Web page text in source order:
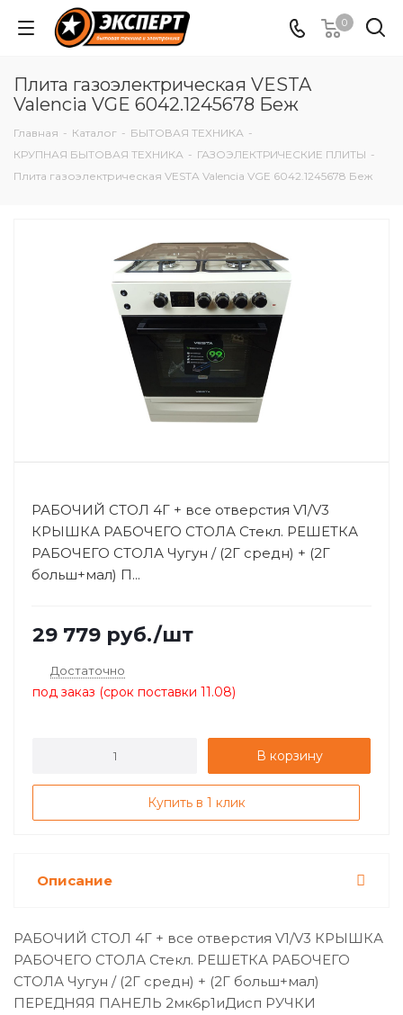
0
Плита газоэлектрическая VESTA
Valencia VGE 6042.1245678 Беж
Главная - Каталог - БЫТОВАЯ ТЕХНИКА -
КРУПНАЯ БЫТОВАЯ ТЕХНИКА - ГАЗОЭЛЕКТРИЧЕСКИЕ ПЛИТЫ -
Плита газоэлектрическая VESTA Valencia VGE 6042.1245678 Беж
РАБОЧИЙ СТОЛ 4Г + все отверстия V1/V3
КРЫШКА РАБОЧЕГО СТОЛА Стекл. РЕШЕТКА
РАБОЧЕГО СТОЛА Чугун / (2Г средн) + (2Г
больш+мал) П...
29 779 руб./шт
Достаточно
под заказ (срок поставки 11.08)
В корзину
Купить в 1 клик
Описание
РАБОЧИЙ СТОЛ 4Г + все отверстия V1/V3 КРЫШКА
РАБОЧЕГО СТОЛА Стекл. РЕШЕТКА РАБОЧЕГО
СТОЛА Чугун / (2Г средн) + (2Г больш+мал)
ПЕРЕДНЯЯ ПАНЕЛЬ 2мк6р1иДисп РУЧКИ